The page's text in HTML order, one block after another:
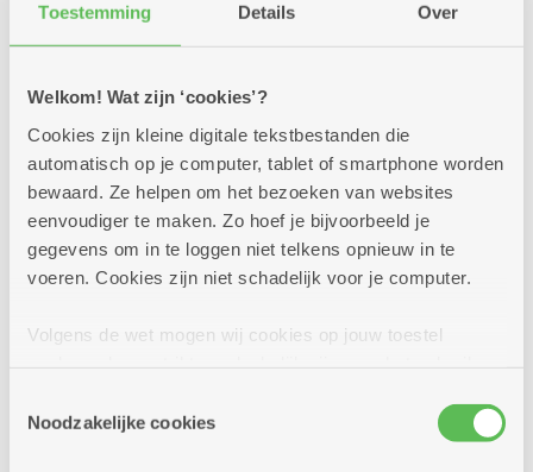
Toestemming Details Over
Welkom! Wat zijn ‘cookies’?
Cookies zijn kleine digitale tekstbestanden die
automatisch op je computer, tablet of smartphone worden
bewaard. Ze helpen om het bezoeken van websites
eenvoudiger te maken. Zo hoef je bijvoorbeeld je
gegevens om in te loggen niet telkens opnieuw in te
voeren. Cookies zijn niet schadelijk voor je computer.
Volgens de wet mogen wij cookies op jouw toestel
cookies hebben we jouw toestemming nodig. Sommige
cookies worden geplaatst door derde partijen die een
Noodzakelijke cookies
24/06/2026
fotozoektocht